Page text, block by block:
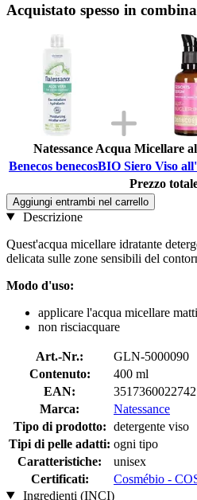
Acquistato spesso in
Natessance Acqua Micellare
Benecos benecosBIO Siero Viso
Prezzo
Aggiungi entrambi nel carrello
Descrizione
Quest'acqua micellare idratante
delicata sulle zone sensibili del
Modo d'uso:
applicare l'acqua micellare
non risciacquare
Art.-Nr.:
GLN-5000090
Contenuto:
400 ml
EAN:
3517360022742
Marca:
Natessance
Tipo di prodotto: detergente viso
Tipi di pelle adatti: ogni tipo
Caratteristiche:
unisex
Certificati:
Cosmébio -
Ingredienti (INCI)